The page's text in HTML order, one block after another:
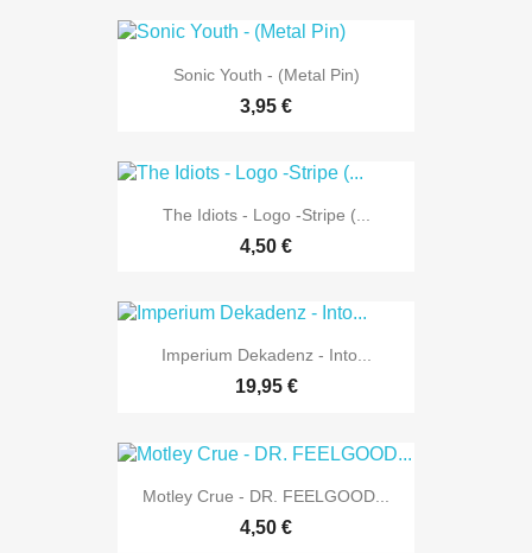
Sonic Youth - (Metal Pin)
3,95 €
The Idiots - Logo -Stripe (...
4,50 €
Imperium Dekadenz - Into...
19,95 €
Motley Crue - DR. FEELGOOD...
4,50 €